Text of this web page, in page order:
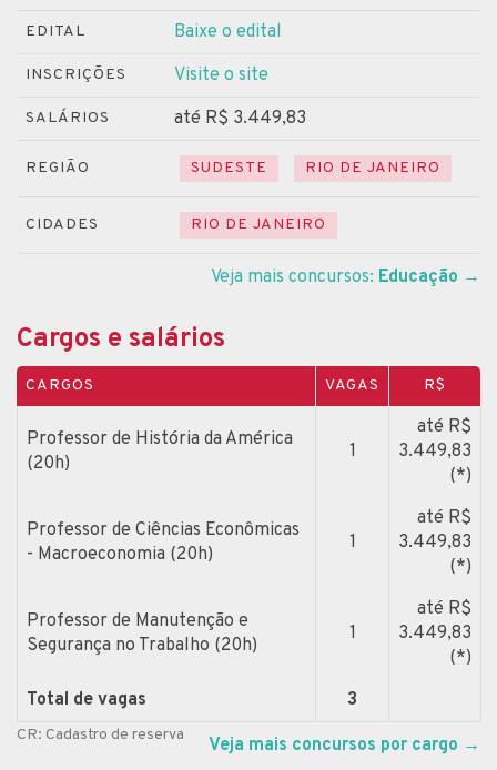
EDITAL Baixe o edital
INSCRIÇÕES Visite o site
SALÁRIOS até R$ 3.449,83
REGIÃO SUDESTE RIO DE JANEIRO
CIDADES RIO DE JANEIRO
Veja mais concursos: Educação →
Cargos e salários
CARGOS VAGAS R$
Professor de História da América
(20h)
1
até R$
3.449,83
(*)
Professor de Ciências Econômicas
- Macroeconomia (20h)
1
até R$
3.449,83
(*)
Professor de Manutenção e
Segurança no Trabalho (20h)
1
até R$
3.449,83
(*)
Total de vagas
3
CR: Cadastro de reserva Veja mais concursos por cargo →